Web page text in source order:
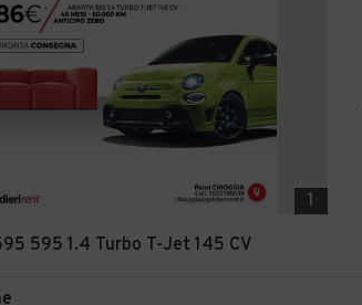
1
595 1.4 Turbo T-Jet 145 CV